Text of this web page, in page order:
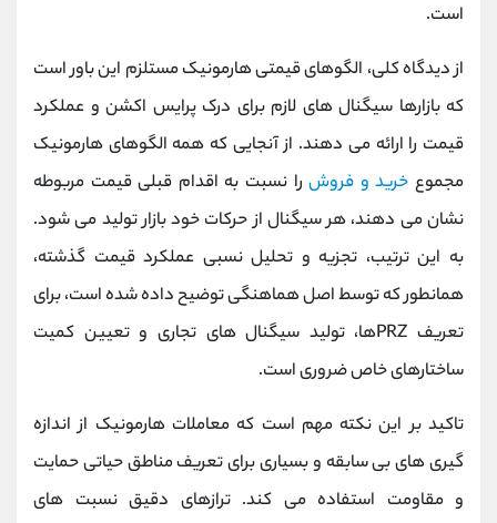
است.
از دیدگاه کلی، الگوهای قیمتی هارمونیک مستلزم این باور است
که بازارها سیگنال های لازم برای درک پرایس اکشن و عملکرد
قیمت را ارائه می دهند. از آنجایی که همه الگوهای هارمونیک
مجموع خرید و فروشرا نسبت به اقدام قبلی قیمت مربوطه
نشان می دهند، هر سیگنال از حرکات خود بازار تولید می شود.
به این ترتیب، تجزیه و تحلیل نسبی عملکرد قیمت گذشته،
همانطور که توسط اصل هماهنگی توضیح داده شده است، برای
تعریف PRZها، تولید سیگنال های تجاری و تعیین کمیت
ساختارهای خاص ضروری است.
تاکید بر این نکته مهم است که معاملات هارمونیک از اندازه
گیری های بی سابقه و بسیاری برای تعریف مناطق حیاتی حمایت
و مقاومت استفاده می کند. ترازهای دقیق نسبت های